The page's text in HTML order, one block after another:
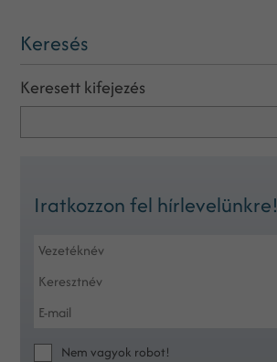
Keresés
Keresett kifejezés
Iratkozzon fel hírlevelünkre!
Nem vagyok robot!